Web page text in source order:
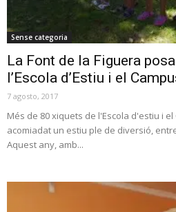
Sense categoria
La Font de la Figuera
l’Escola d’Estiu i el
7 agosto, 2017
Més de 80 xiquets de l'Escola d'estiu i el
acomiadat un estiu ple de diversió,
Aquest any, amb...